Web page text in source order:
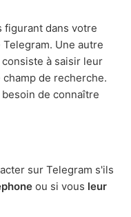
figurant dans votre
Une autre
à saisir leur
de recherche.
de connaître
sur Telegram s'ils
ou si vous leur